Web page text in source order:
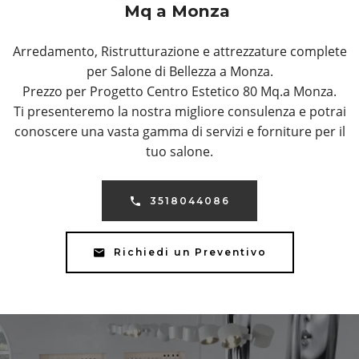
Mq a Monza
Arredamento, Ristrutturazione e attrezzature complete
per Salone di Bellezza a Monza.
Prezzo per Progetto Centro Estetico 80 Mq.a Monza.
Ti presenteremo la nostra migliore consulenza e potrai
conoscere una vasta gamma di servizi e forniture per il
tuo salone.
3518044086
Richiedi un Preventivo